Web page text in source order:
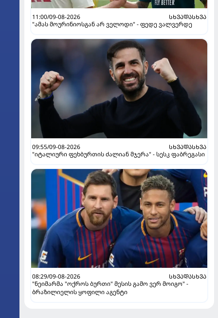
11:00/09-08-2026
ᲡᲮᲕᲐᲓᲐᲡᲮᲕᲐ
"ამას მოურინიოსგან არ ველოდი" - ფედე ვალვერდე
09:55/09-08-2026
ᲡᲮᲕᲐᲓᲐᲡᲮᲕᲐ
"იტალიური ფეხბურთის ძალიან მჯერა" - სესკ ფაბრეგასი
08:29/09-08-2026
ᲡᲮᲕᲐᲓᲐᲡᲮᲕᲐ
"ნეიმარმა "ოქროს ბურთი" მესის გამო ვერ მოიგო" -
ბრაზილიელის ყოფილი აგენტი